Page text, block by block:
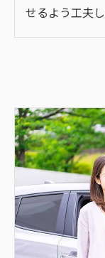
せるよう工夫し